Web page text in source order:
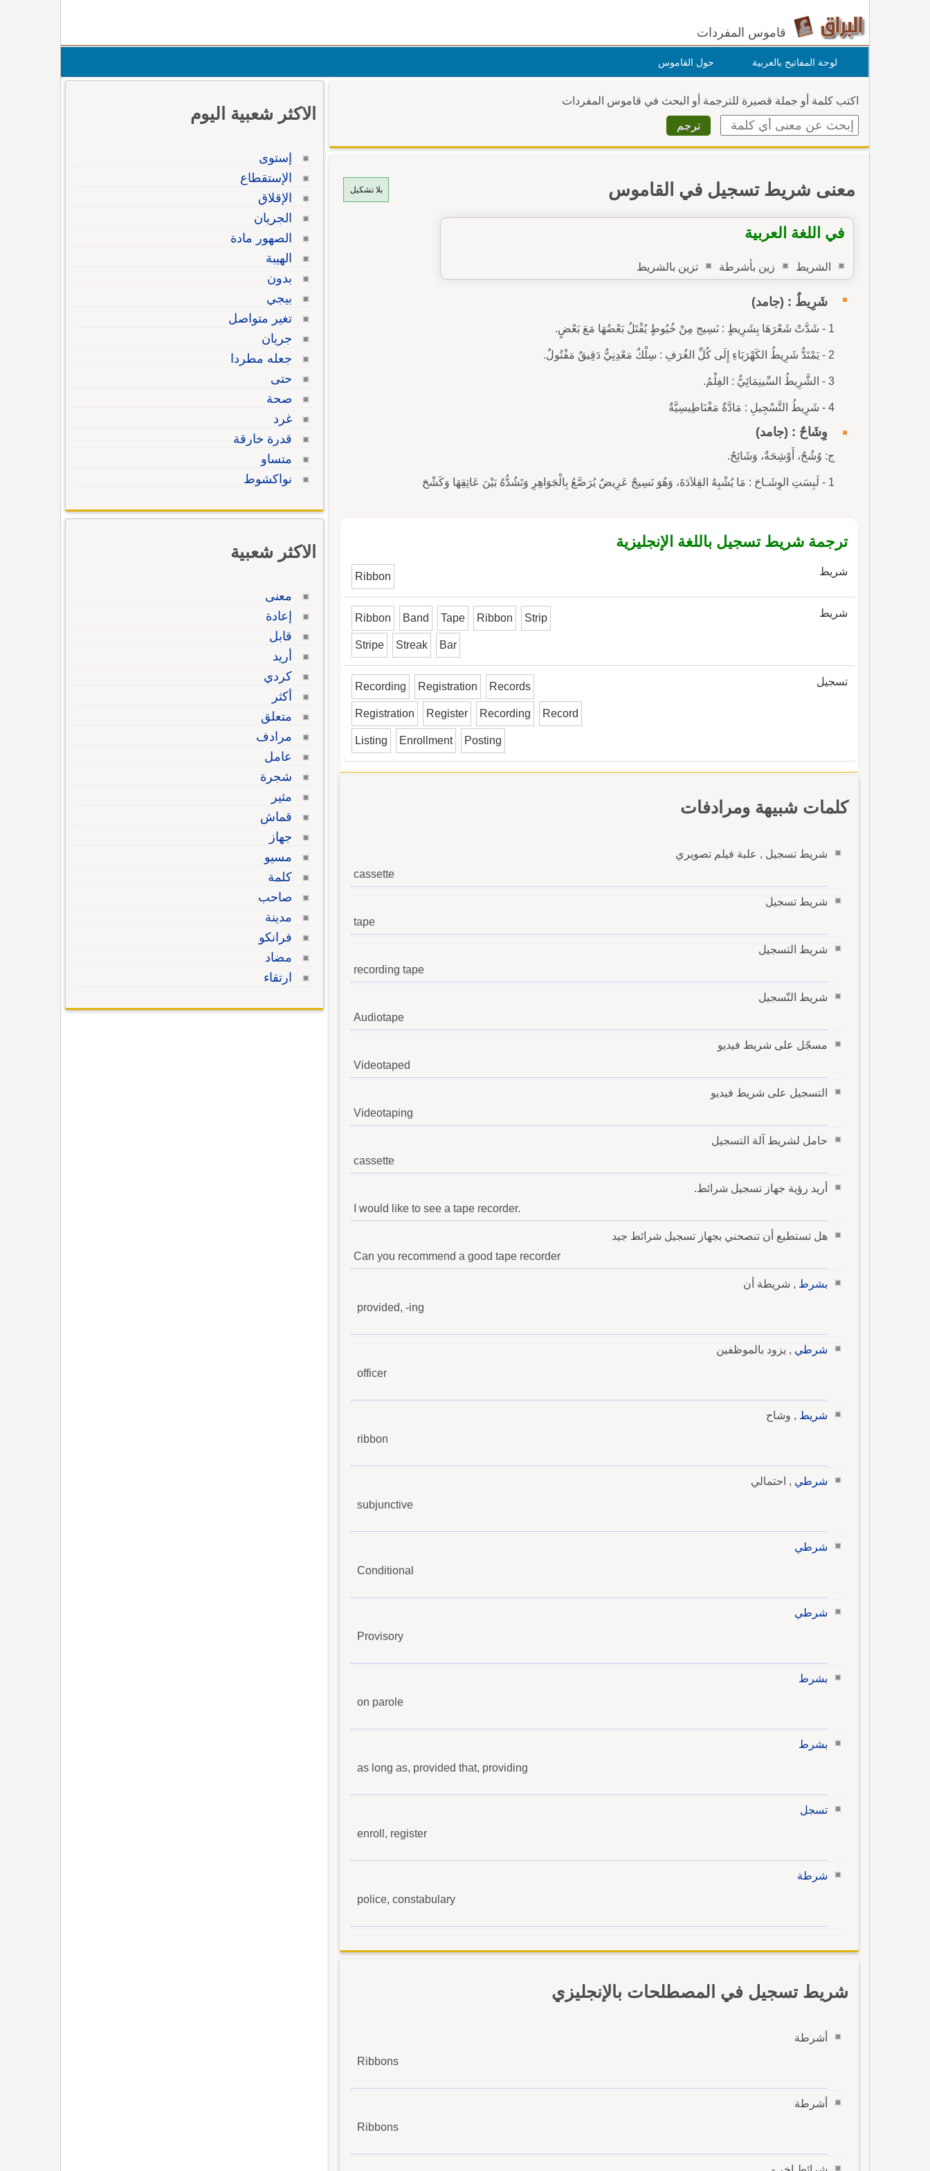
قاموس المفردات
لوحة المفاتيح بالعربية حول القاموس
اكتب كلمة أو جملة قصيرة للترجمة أو البحث في قاموس المفردات
بلا تشكيل معنى شريط تسجيل في القاموس
في اللغة العربية
الشريط زين بأشرطة تزين بالشريط
شَرِيطٌ : (جامد)
1 - شَدَّتْ شَعْرَهَا بِشَرِيطٍ : نَسِيج مِنْ خُيُوطٍ يُفْتَلُ بَعْضُهَا مَعَ بَعْضٍ.
2 - يَمْتَدُّ شَرِيطُ الكَهْرَبَاءِ إِلَى كُلِّ الغُرَفِ : سِلْكٌ مَعْدِنِيٌّ دَقِيقٌ مَفْتُولٌ.
3 - الشَّرِيطُ السِّينِمَائِيُّ : الفِلْمُ.
4 - شَرِيطُ التَّسْجِيلِ : مَادَّةٌ مَغْنَاطِيسِيَّةٌ
وِشَاحٌ : (جامد)
ج: وُشُحٌ، أَوْشِحَةٌ، وَشَائِحُ.
1 - لَبِسَتِ الوِشَـاحَ : مَا يُشْبِهُ القِلاَدَةَ، وَهُوَ نَسِيجٌ عَرِيضٌ يُرَصَّعُ بِالْجَوَاهِرِ وَتَشُدُّهُ بَيْنَ عَاتِقِهَا وَكَشْحَ
ترجمة شريط تسجيل باللغة الإنجليزية
شريط Ribbon
شريط Ribbon Band Tape Ribbon Strip
Stripe Streak Bar
تسجيل Recording Registration Records
Registration Register Recording Record
Listing Enrollment Posting
كلمات شبيهة ومرادفات
شريط تسجيل , علبة فيلم تصويري
cassette
شريط تسجيل
tape
شريط التسجيل
recording tape
شريط التّسجيل
Audiotape
مسجّل على شريط فيديو
Videotaped
التسجيل على شريط فيديو
Videotaping
حامل لشريط آلة التسجيل
cassette
أريد رؤية جهاز تسجيل شرائط.
I would like to see a tape recorder.
هل تستطيع أن تنصحني بجهاز تسجيل شرائط جيد
Can you recommend a good tape recorder
بشرط , شريطة أن
provided, -ing
شرطي , يزود بالموظفين
officer
شريط , وشاح
ribbon
شرطي , احتمالي
subjunctive
شرطي
Conditional
شرطي
Provisory
بشرط
on parole
بشرط
as long as, provided that, providing
تسجل
enroll, register
شرطة
police, constabulary
شريط تسجيل في المصطلحات بالإنجليزي
أشرطة
Ribbons
أشرطة
Ribbons
الاكثر شعبية اليوم
إستوى
الإستقطاع
الإقلاق
الجريان
الصهور مادة
الهيبة
بدون
بيجي
تغير متواصل
جريان
جعله مطردا
حتى
صحة
غرد
قدرة خارقة
متساو
نواكشوط
الاكثر شعبية
معنى
إعادة
قابل
أريد
كردي
أكثر
متعلق
مرادف
عامل
شجرة
مثير
قماش
جهاز
مسيو
كلمة
صاحب
مدينة
فرانكو
مضاد
ارتقاء